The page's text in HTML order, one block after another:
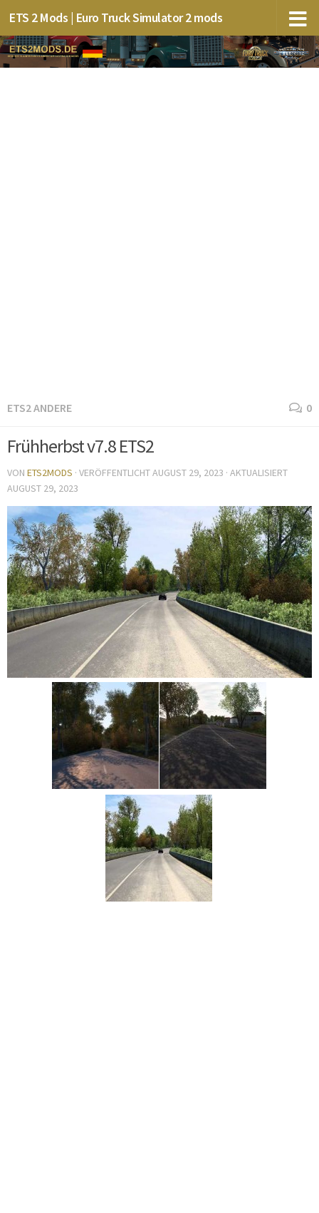
ETS 2 Mods | Euro Truck Simulator 2 mods
ETS2 ANDERE 0
Frühherbst v7.8 ETS2
VON ETS2MODS · VERÖFFENTLICHTAUGUST 29, 2023 · AKTUALISIERT
AUGUST 29, 2023